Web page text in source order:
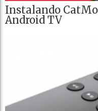
Instalando
Android TV